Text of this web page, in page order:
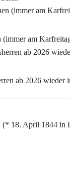
(immer am
ab 2026 wieder
(* 18. April 1844 in